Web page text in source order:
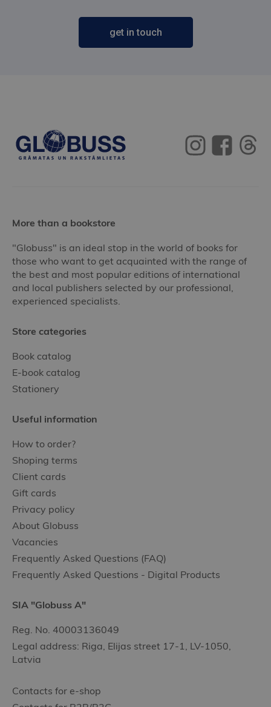
get in touch
More than a bookstore
"Globuss" is an ideal stop in the world of books for
those who want to get acquainted with the range of
the best and most popular editions of international
and local publishers selected by our professional,
experienced specialists.
Store categories
Book catalog
E-book catalog
Stationery
Useful information
How to order?
Shoping terms
Client cards
Gift cards
Privacy policy
About Globuss
Vacancies
Frequently Asked Questions (FAQ)
Frequently Asked Questions - Digital Products
SIA "Globuss A"
Reg. No. 40003136049
Legal address: Riga, Elijas street 17-1, LV-1050,
Latvia
Contacts for e-shop